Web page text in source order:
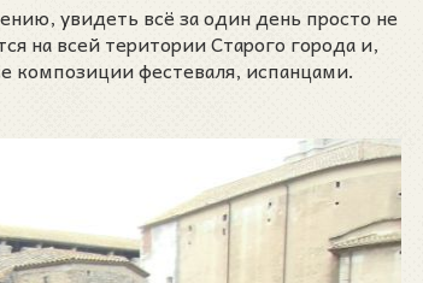
увидеть всё за один день просто не
на всей територии Старого города и,
композиции фестеваля, испанцами.